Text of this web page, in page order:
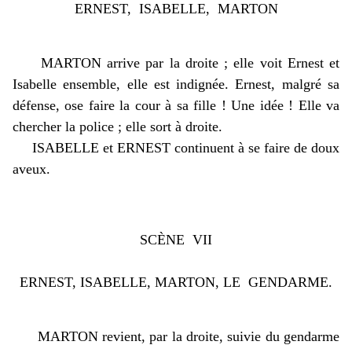
ERNEST, ISABELLE, MARTON
MARTON arrive par la droite ; elle voit Ernest et
Isabelle ensemble, elle est indignée. Ernest, malgré sa
défense, ose faire la cour à sa fille ! Une idée ! Elle va
chercher la police ; elle sort à droite.
ISABELLE et ERNEST continuent à se faire de doux
aveux.
SCÈNE VII
ERNEST, ISABELLE, MARTON, LE GENDARME.
MARTON revient, par la droite, suivie du gendarme